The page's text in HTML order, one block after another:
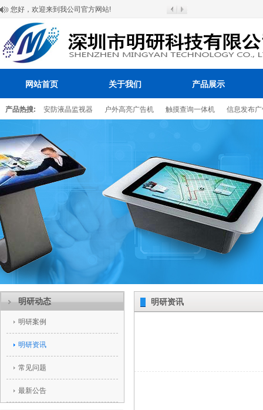
您好，欢迎来到我公司官方网站!
网站首页 关于我们 产品展示
产品热搜: 安防液晶监视器 户外高亮广告机 触摸查询一体机 信息发布
百叶窗图片
明研动态
明研案例
明研资讯
常见问题
最新公告
明研资讯